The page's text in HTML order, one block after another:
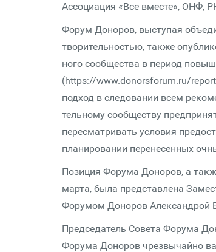
Ассоциация «Все вместе», ОНФ,
Форум Доноров, выступая
твори­тель­ностью, также
ного сообщества в период
(https://www.donorsforum.ru/
подход в следовании всем
тель­ному сообществу
пересматривать условия
планировании перенесенных
Позиция Форума Доноров, а
марта, была представлена
Форумом Доноров Александрой
Председатель Совета Форума
Форума Доноров чрезвычайно